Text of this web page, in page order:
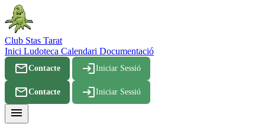
Club Stas Tarat
Inici Ludoteca Calendari Documentació
mail_outlineContacte loginIniciar Sessió
mail_outlineContacte loginIniciar Sessió
menu